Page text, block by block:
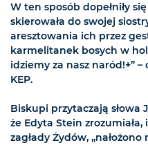
W ten sposób dopełniły
skierowała do swojej
aresztowania ich przez
karmelitanek bosych w
idziemy za nasz naród!+”
KEP.
Biskupi przytaczają słowa
że Edyta Stein
zagłady Żydów,